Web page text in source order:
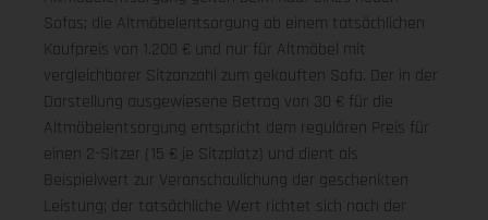
Sofas; die Altmöbelentsorgung ab einem tatsächlichen
Kaufpreis von 1.200 € und nur für Altmöbel mit
vergleichbarer Sitzanzahl zum gekauften Sofa. Der in der
Darstellung ausgewiesene Betrag von 30 € für die
Altmöbelentsorgung entspricht dem regulären Preis für
einen 2-Sitzer (15 € je Sitzplatz) und dient als
Beispielwert zur Veranschaulichung der geschenkten
Leistung; der tatsächliche Wert richtet sich nach der